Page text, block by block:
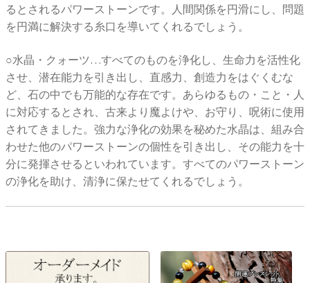
るとされるパワーストーンです。人間関係を円滑にし、問題
を円満に解決する糸口を導いてくれるでしょう。
○水晶・クォーツ…すべてのものを浄化し、生命力を活性化
させ、潜在能力を引き出し、直感力、創造力をはぐくむな
ど、石の中でも万能的な存在です。あらゆるもの・こと・人
に対応するとされ、古来より魔よけや、お守り、呪術に使用
されてきました。強力な浄化の効果を秘めた水晶は、組み合
わせた他のパワーストーンの個性を引き出し、その能力を十
分に発揮させるといわれています。すべてのパワーストーン
の浄化を助け、清浄に保たせてくれるでしょう。